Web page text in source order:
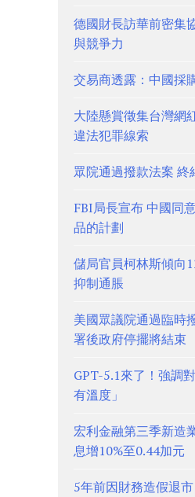
德國財長訪華前密集
與競爭力
交易商透露：中國採
大陸懸賞徵集台灣網
違法犯罪線索
眾院通過撥款法案 終
FBI局長宣布 中國同
品的計劃
儲局官員柯林斯傾
抑制通脹
美國眾議院通過臨
署後政府停擺將結束
GPT-5.1來了！強調
有溫度」
宏利金融第三季新
息增10%至0.44加元
5年前因財務造假退